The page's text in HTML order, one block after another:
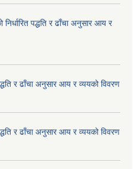
पद्धति र ढाँचा अनुसार आय र
र ढाँचा अनुसार आय र व्ययको विवरण
र ढाँचा अनुसार आय र व्ययको विवरण